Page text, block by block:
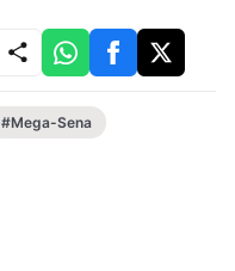
#Mega-Sena